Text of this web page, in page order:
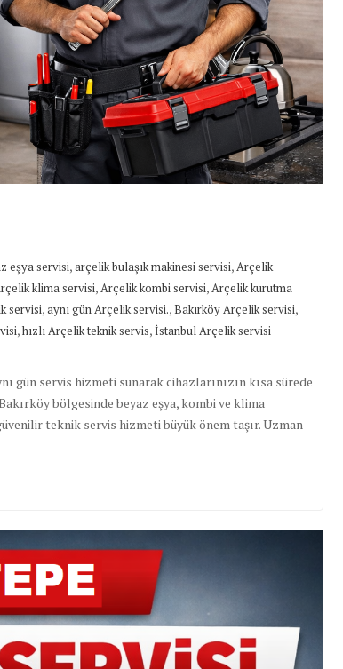
eşya servisi,arçelik bulaşık makinesi servisi,Arçelik
klima servisi,Arçelik kombi servisi,Arçelik kurutma
servisi,aynı gün Arçelik servisi.,Bakırköy Arçelik servisi,
,hızlı Arçelik teknik servis,İstanbul Arçelik servisi
gün servis hizmeti sunarak cihazlarınızın kısa sürede
bölgesinde beyaz eşya, kombi ve klima
teknik servis hizmeti büyük önem taşır. Uzman